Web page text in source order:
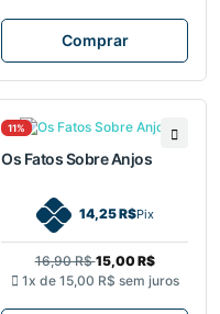
Comprar
11%
Os Fatos Sobre Anjos
14,25 R$Pix
16,90 R$15,00 R$
1x de 15,00 R$ sem juros